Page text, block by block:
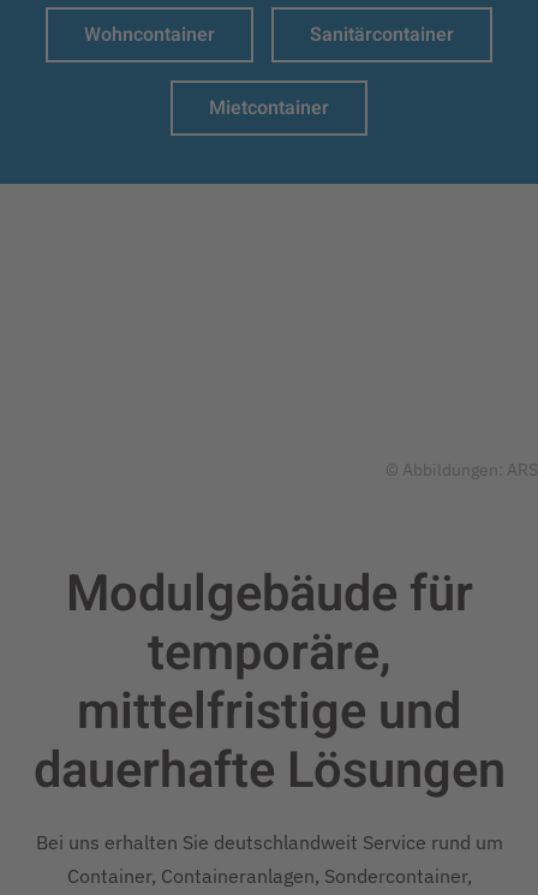
Wohncontainer Sanitärcontainer
Mietcontainer
© Abbildungen: ARS
Modulgebäude für
temporäre,
mittelfristige und
dauerhafte Lösungen
Bei uns erhalten Sie deutschlandweit Service rund um
Container, Containeranlagen, Sondercontainer,